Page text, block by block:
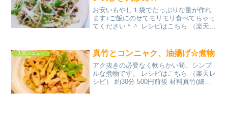
お安いもやし１袋でたっぷりな量が作れ
ます♪ご飯にのせてモリモリ食べてちゃっ
てください＾＾ レシピはこちら （楽天レ
ス☆砂糖塩、こしょうみんなのレビュー
人気メニュー 真竹とコンニャク、油揚げ☆煮物
アク抜きの必要なく軟らかい筍、シンプ
ルな煮物です。 レシピはこちら （楽天レ
シピ） 約30分 500円前後 材料真竹(細目